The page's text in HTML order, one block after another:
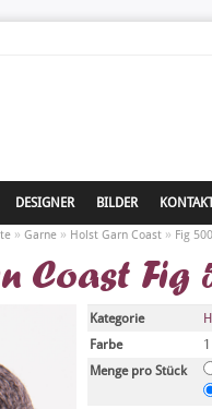
DESIGNER BILDER
» Garne » Holst Garn Coast » Fig
Coast Fig
Kategorie
Farbe
Menge pro Stück